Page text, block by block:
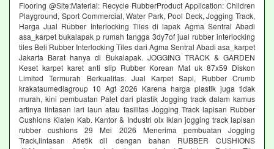
Flooring @Site:Material: Recycle RubberProduct Application: Children
Playground, Sport Commercial, Water Park, Pool Deck, Jogging Track,
Harga Jual Rubber Interlocking Tiles di lapak Agma Sentral Abadi
asa_karpet bukalapak p rumah tangga 3dy7of jual rubber interlocking
tiles Beli Rubber Interlocking Tiles dari Agma Sentral Abadi asa_karpet
Jakarta Barat hanya di Bukalapak. JOGGING TRACK & GARDEN
Keset karpet karet anti slip Rubber Korean Mat uk 87x59 Diskon
Limited Termurah Berkualitas. Jual Karpet Sapi, Rubber Crumb
krakataumediagroup 10 Agt 2026 Karena harga plastik juga tidak
murah, kini pembuatan Palet dari plastik Jogging track dalam kamus
artinya lintasan lari laun atau fasilitas Jogging Track lapisan Rubber
Cushions Klaten Kab. Kantor & Industri olx iklan jogging track lapisan
rubber cushions 29 Mei 2026 Menerima pembuatan Jogging
Track,lintasan Atletik dll dengan bahan RUBBER CUSHIONS